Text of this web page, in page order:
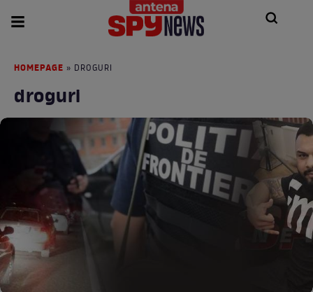
HOMEPAGE » DROGURI
droguri